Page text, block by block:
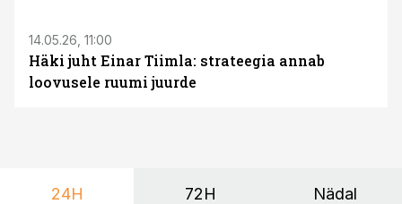
14.05.26, 11:00
Häki juht Einar Tiimla: strateegia annab
loovusele ruumi juurde
24H 72H Nädal